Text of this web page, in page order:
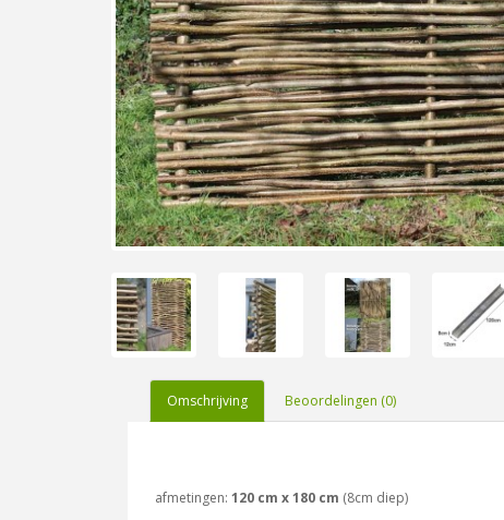
Omschrijving Beoordelingen (0)
afmetingen: 120 cm x 180 cm (8cm diep)